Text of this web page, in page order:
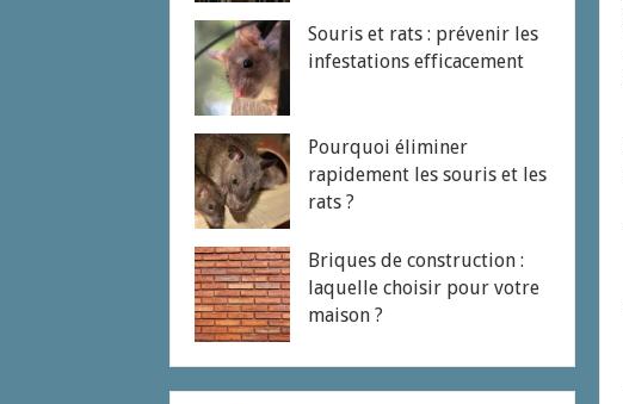
Souris et rats : prévenir les
infestations efficacement
Pourquoi éliminer
rapidement les souris et les
rats ?
Briques de construction :
laquelle choisir pour votre
maison ?